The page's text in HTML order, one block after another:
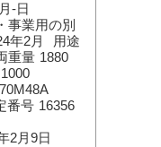
-日
事業用の別
年2月
用途
重量 1880
1000
番号 16356
2月9日